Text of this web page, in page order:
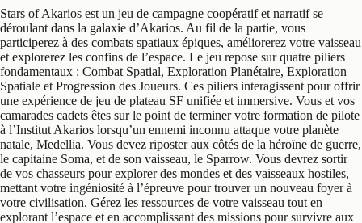
Stars of Akarios est un jeu de campagne coopératif et narratif se
déroulant dans la galaxie d’Akarios. Au fil de la partie, vous
participerez à des combats spatiaux épiques, améliorerez votre vaisseau
et explorerez les confins de l’espace. Le jeu repose sur quatre piliers
fondamentaux : Combat Spatial, Exploration Planétaire, Exploration
Spatiale et Progression des Joueurs. Ces piliers interagissent pour offrir
une expérience de jeu de plateau SF unifiée et immersive. Vous et vos
camarades cadets êtes sur le point de terminer votre formation de pilote
à l’Institut Akarios lorsqu’un ennemi inconnu attaque votre planète
natale, Medellia. Vous devez riposter aux côtés de la héroïne de guerre,
le capitaine Soma, et de son vaisseau, le Sparrow. Vous devrez sortir
de vos chasseurs pour explorer des mondes et des vaisseaux hostiles,
mettant votre ingéniosité à l’épreuve pour trouver un nouveau foyer à
votre civilisation. Gérez les ressources de votre vaisseau tout en
explorant l’espace et en accomplissant des missions pour survivre aux